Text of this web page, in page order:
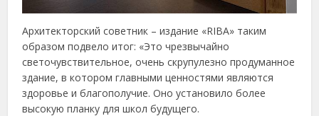
Архитекторский советник – издание «RIBA» таким
образом подвело итог: «Это чрезвычайно
светочувствительное, очень скрупулезно продуманное
здание, в котором главными ценностями являются
здоровье и благополучие. Оно установило более
высокую планку для школ будущего.